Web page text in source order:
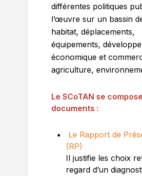
différentes politiques
l’œuvre sur un bassin
habitat, déplacements,
équipements,
économique et
agriculture,
Le SCoTAN se
documents :
Le Rapport de
(RP)
Il justifie les choix
regard d’un